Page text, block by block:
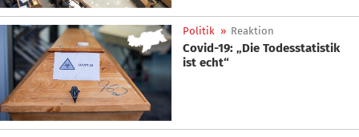
Politik » Reaktion
Covid-19: „Die Todesstatistik
ist echt“